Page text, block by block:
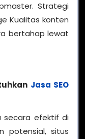
Strategi
Kualitas konten
bertahap lewat
Jasa SEO
secara efektif di
potensial, situs